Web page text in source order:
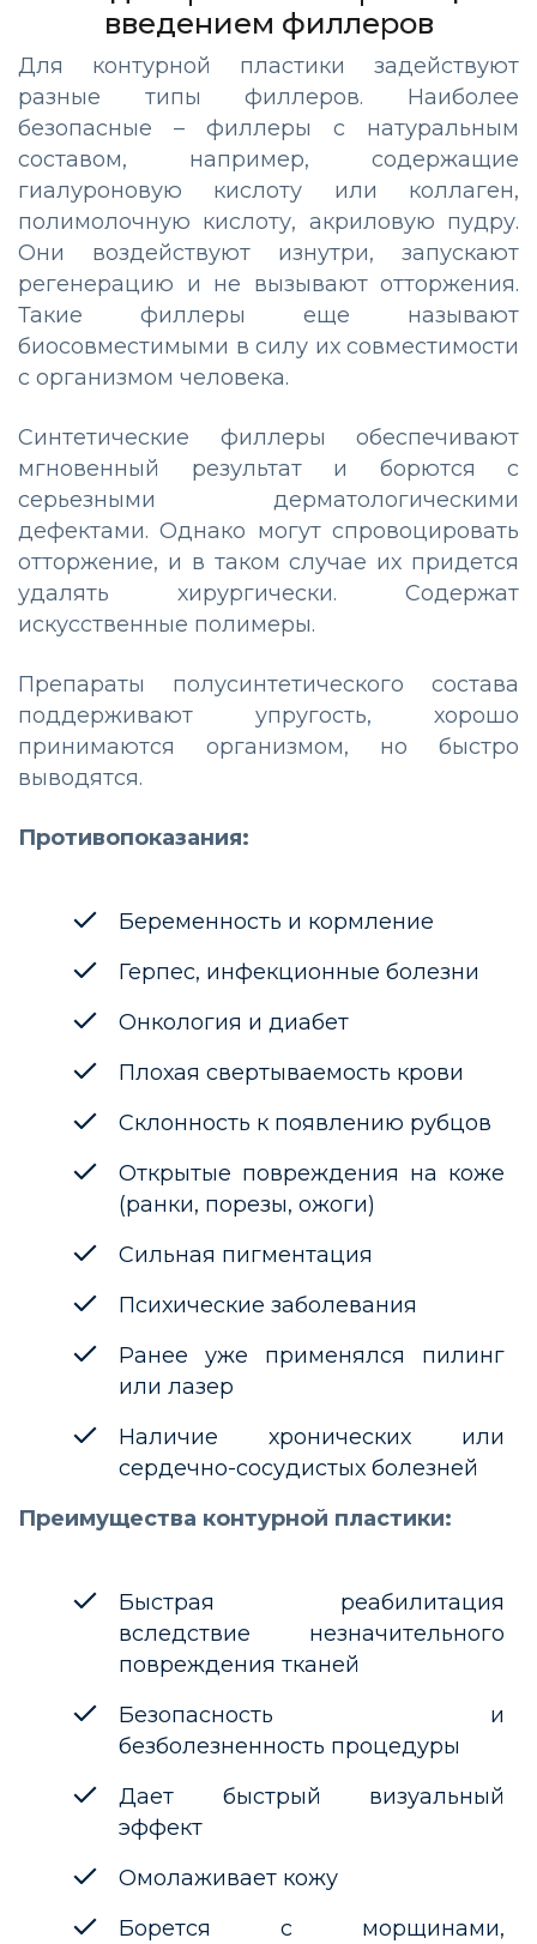
введением филлеров
Для контурной пластики задействуют
разные типы филлеров. Наиболее
безопасные – филлеры с натуральным
составом, например, содержащие
гиалуроновую кислоту или коллаген,
полимолочную кислоту, акриловую пудру.
Они воздействуют изнутри, запускают
регенерацию и не вызывают отторжения.
Такие филлеры еще называют
биосовместимыми в силу их совместимости
с организмом человека.
Синтетические филлеры обеспечивают
мгновенный результат и борются с
серьезными дерматологическими
дефектами. Однако могут спровоцировать
отторжение, и в таком случае их придется
удалять хирургически. Содержат
искусственные полимеры.
Препараты полусинтетического состава
поддерживают упругость, хорошо
принимаются организмом, но быстро
выводятся.
Противопоказания:
Беременность и кормление
Герпес, инфекционные болезни
Онкология и диабет
Плохая свертываемость крови
Склонность к появлению рубцов
Открытые повреждения на коже
(ранки, порезы, ожоги)
Сильная пигментация
Психические заболевания
Ранее уже применялся пилинг
или лазер
Наличие хронических или
сердечно-сосудистых болезней
Преимущества контурной пластики:
Быстрая реабилитация
вследствие незначительного
повреждения тканей
Безопасность и
безболезненность процедуры
Дает быстрый визуальный
эффект
Омолаживает кожу
Борется с морщинами,